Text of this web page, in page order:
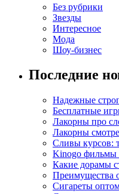
Без рубрики
Звезды
Интересное
Мода
Шоу-бизнес
Последние
Надежные
Бесплатные
Лакорны про
Лакорны
Сливы курсов:
Kinogo фильмы
Какие дорамы
Преимущества
Сигареты